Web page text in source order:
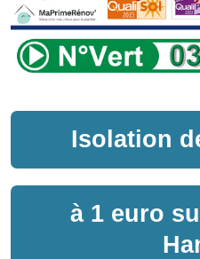
Isolation
à 1 euro